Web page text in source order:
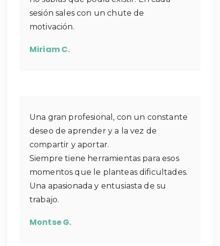
sesión sales con un chute de
motivación.
Miriam C.
Una gran profesional, con un constante
deseo de aprender y a la vez de
compartir y aportar.
Siempre tiene herramientas para esos
momentos que le planteas dificultades.
Una apasionada y entusiasta de su
trabajo.
Montse G.